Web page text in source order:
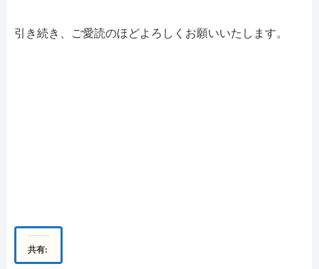
引き続き、ご愛読のほどよろしくお願いいたします。
共有: